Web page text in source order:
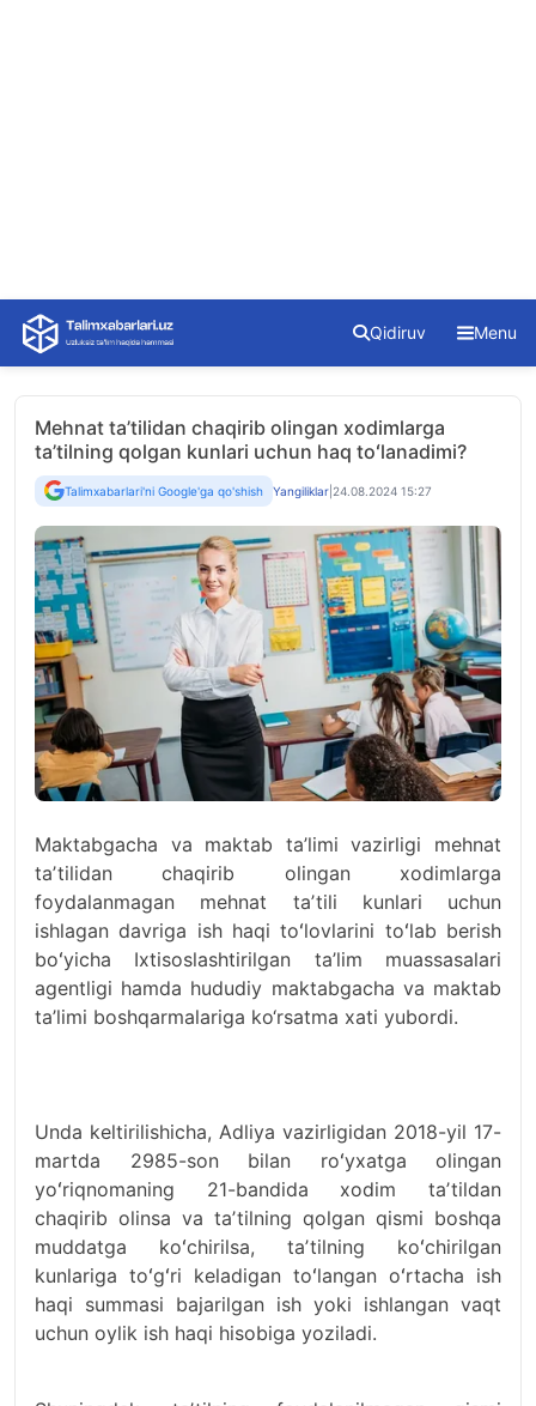
Skip
content
Qidiruv Menu
Mehnat ta’tilidan chaqirib olingan xodimlarga
ta’tilning qolgan kunlari uchun haq toʻlanadimi?
Talimxabarlari'ni Google'ga qo'shish Yangiliklar 24.08.2024 15:27
Maktabgacha va maktab ta’limi vazirligi mehnat
taʼtilidan chaqirib olingan xodimlarga
foydalanmagan mehnat taʼtili kunlari uchun
ishlagan davriga ish haqi toʻlovlarini toʻlab berish
boʻyicha Ixtisoslashtirilgan ta’lim muassasalari
agentligi hamda hududiy maktabgacha va maktab
ta’limi boshqarmalariga ko‘rsatma xati yubordi.
Unda keltirilishicha, Adliya vazirligidan 2018-yil 17-
martda 2985-son bilan roʻyxatga olingan
yoʻriqnomaning 21-bandida xodim taʼtildan
chaqirib olinsa va taʼtilning qolgan qismi boshqa
muddatga koʻchirilsa, taʼtilning koʻchirilgan
kunlariga toʻgʻri keladigan toʻlangan oʻrtacha ish
haqi summasi bajarilgan ish yoki ishlangan vaqt
uchun oylik ish haqi hisobiga yoziladi.